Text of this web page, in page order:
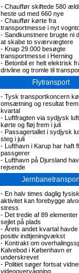
- Chauffør skiftede 580
heste ud med 660 nye
- Chauffør kørte fra
transportmesse i nyt
- Sandkunstnere brugte ni
at skabe to sværvægtere
- Knap 29.000 besøgte
transportmesse i Herning
- Betonbil er helt elektrisk
drivline og tromle til
Flytransport
- Tysk transportkoncern
omsætning og resultat frem
kvartal
- Luftfragten via sydjysk
kørte og fløj frem i juli
- Passagertallet i sydjysk
steg i juli
- Lufthavn i Karup har haft
passgerer
- Lufthavn på Djursland
rejsende
- En halv times daglig fysisk
aktivitet kan forebygge
stress
- Det tredie af 89
sejlet på plads
- Årets andet kvartal havde
positiv indtjeningvækst
- Kontrakt om
Kalvebod i København er
underskrevet
- Politiet søger fortsat
videoovervågning